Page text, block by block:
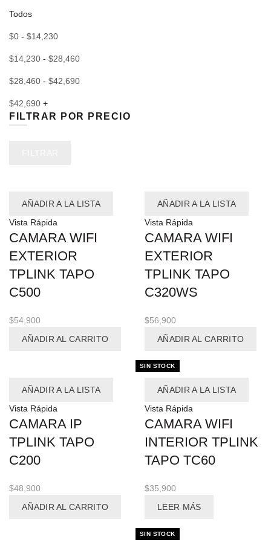
Todos
$0 - $14,230
$14,230 - $28,460
$28,460 - $42,690
$42,690 +
FILTRAR POR PRECIO
AÑADIR A LA LISTA
Vista Rápida
CAMARA WIFI
EXTERIOR
TPLINK TAPO
C500
$54,900
AÑADIR AL CARRITO
AÑADIR A LA LISTA
Vista Rápida
CAMARA WIFI
EXTERIOR
TPLINK TAPO
C320WS
$56,900
AÑADIR AL CARRITO
AÑADIR A LA LISTA
Vista Rápida
CAMARA IP
TPLINK TAPO
C200
$48,900
AÑADIR AL CARRITO
SIN STOCK
AÑADIR A LA LISTA
Vista Rápida
CAMARA WIFI
INTERIOR TPLINK
TAPO TC60
$35,900
LEER MÁS
SIN STOCK